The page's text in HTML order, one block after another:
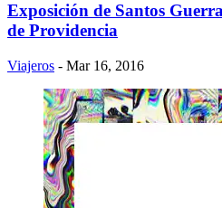
Exposición de Santos
de Providencia
Viajeros - Mar 16, 2016